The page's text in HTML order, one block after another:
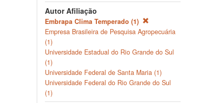
Autor Afiliação
Embrapa Clima Temperado (1)
Empresa Brasileira de Pesquisa Agropecuária
(1)
Universidade Estadual do Rio Grande do Sul
(1)
Universidade Federal de Santa Maria (1)
Universidade Federal do Rio Grande do Sul
(1)